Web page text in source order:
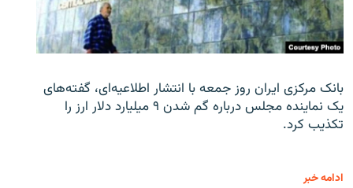
بانک مرکزی ایران روز جمعه با انتشار اطلاعیه‌ای، گفته‌های
یک نماینده مجلس درباره گم شدن ۹ میلیارد دلار ارز را
تکذیب کرد.
ادامه خبر